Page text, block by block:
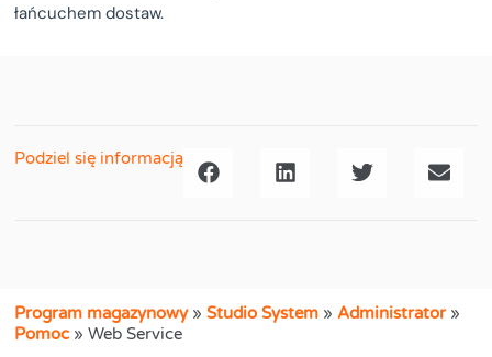
łańcuchem dostaw.
Podziel się informacją
Program magazynowy»Studio System »Administrator»
Pomoc »Web Service